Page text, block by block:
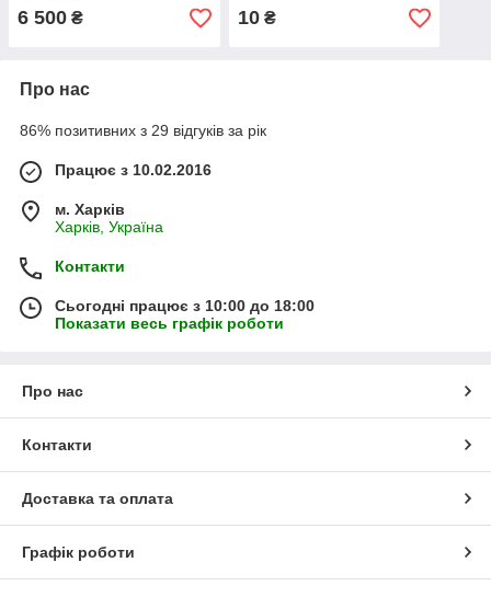
6 500 ₴ 10₴
Про нас
86% позитивних з 29 відгуків за рік
Працює з 10.02.2016
м. Харків
Харків, Україна
Контакти
Сьогодні працює з 10:00 до 18:00
Показати весь графік роботи
Про нас
Контакти
Доставка та оплата
Графік роботи